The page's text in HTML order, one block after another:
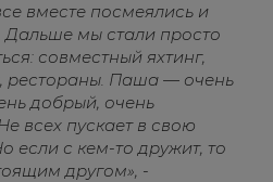
вместе посмеялись и
Дальше мы стали просто
совместный яхтинг,
рестораны. Паша — очень
добрый, очень
всех пускает в свою
если с кем-то дружит, то
другом», -